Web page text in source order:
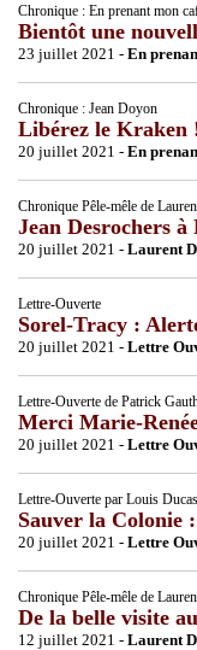
Chronique : En prenant mon
Bientôt une
23 juillet 2021 - En
Chronique : Jean Doyon
Libérez le Kraken
20 juillet 2021 - En
Chronique Pêle-mêle de
Jean Desrochers
20 juillet 2021 - Laurent
Lettre-Ouverte
Sorel-Tracy :
20 juillet 2021 - Lettre
Lettre-Ouverte de Patrick
Merci Marie-
20 juillet 2021 - Lettre
Lettre-Ouverte par Louis
Sauver la Colonie
20 juillet 2021 - Lettre
Chronique Pêle-mêle de
De la belle visite
12 juillet 2021 - Laurent